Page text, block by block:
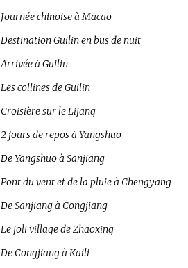
Journée chinoise à Macao
Destination Guilin en bus de nuit
Arrivée à Guilin
Les collines de Guilin
Croisière sur le Lijang
2 jours de repos à Yangshuo
De Yangshuo à Sanjiang
Pont du vent et de la pluie à Chengyang
De Sanjiang à Congjiang
Le joli village de Zhaoxing
De Congjiang à Kaili